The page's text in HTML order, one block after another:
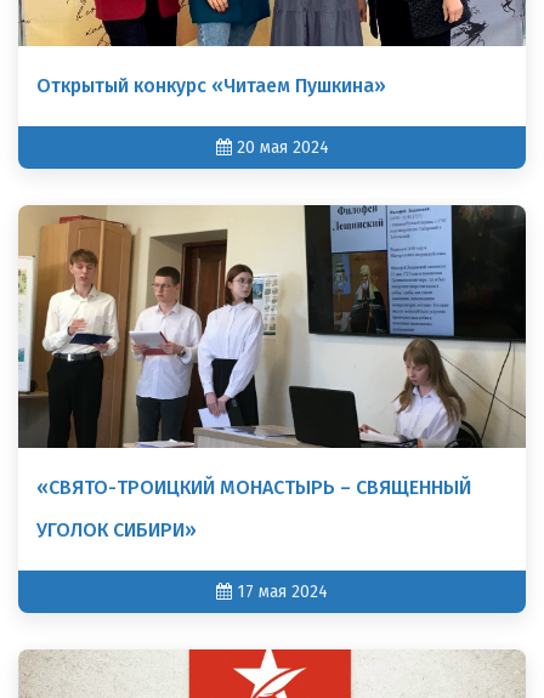
Открытый конкурс «Читаем Пушкина»
20 мая 2024
«СВЯТО-ТРОИЦКИЙ МОНАСТЫРЬ – СВЯЩЕННЫЙ
УГОЛОК СИБИРИ»
17 мая 2024